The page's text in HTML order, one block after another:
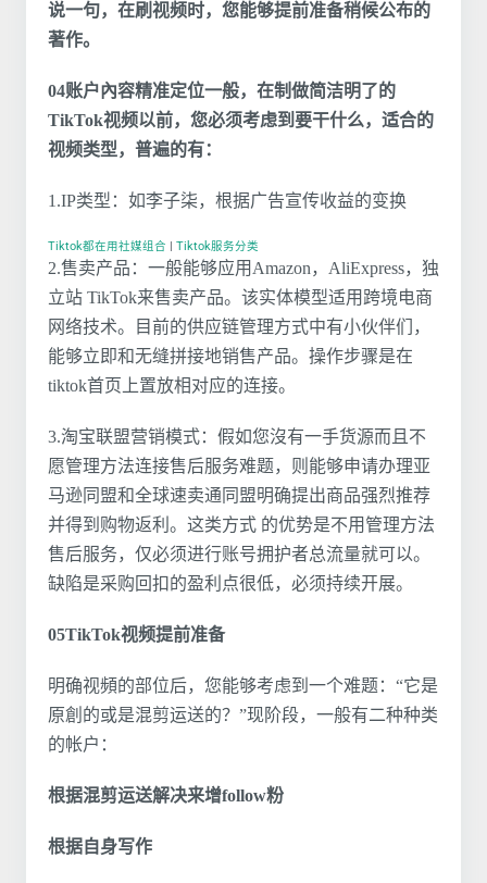
说一句，在刷视频时，您能够提前准备稍候公布的
著作。
04账户內容精准定位一般，在制做简洁明了的
TikTok视频以前，您必须考虑到要干什么，适合的
视频类型，普遍的有：
1.IP类型：如李子柒，根据广告宣传收益的变换
Tiktok都在用社媒组合 | Tiktok服务分类
2.售卖产品：一般能够应用Amazon，AliExpress，独
立站 TikTok来售卖产品。该实体模型适用跨境电商
网络技术。目前的供应链管理方式中有小伙伴们，
能够立即和无缝拼接地销售产品。操作步骤是在
tiktok首页上置放相对应的连接。
3.淘宝联盟营销模式：假如您沒有一手货源而且不
愿管理方法连接售后服务难题，则能够申请办理亚
马逊同盟和全球速卖通同盟明确提出商品强烈推荐
并得到购物返利。这类方式 的优势是不用管理方法
售后服务，仅必须进行账号拥护者总流量就可以。
缺陷是采购回扣的盈利点很低，必须持续开展。
05TikTok视频提前准备
明确视頻的部位后，您能够考虑到一个难题：“它是
原創的或是混剪运送的？”现阶段，一般有二种种类
的帐户：
根据混剪运送解决来增follow粉
根据自身写作